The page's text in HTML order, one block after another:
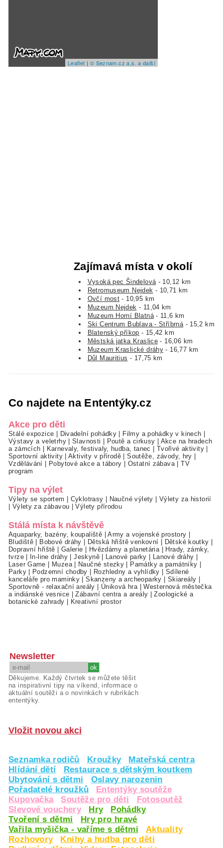
Leaflet | © Seznam.cz a.s. a další
Zajímavá místa v okolí
Vysoká pec Šindelová - 10,12 km
Retromuseum Nejdek - 10,71 km
Ovčí most - 10,95 km
Muzeum Nejdek - 11,04 km
Muzeum Horní Blatná- 11,6 km
Ski Centrum Bublava - Stříbrná - 15,2 km
Blatenský příkop - 15,42 km
Městská jatka Kraslice - 16,06 km
Muzeum Kraslické dráhy - 16,77 km
Důl Mauritius - 17,75 km
Co najdete na Ententýky.cz
Akce pro děti
Stálé expozice Divadelní pohádky Filmy a pohádky v kinech
Výstavy a veletrhy|Slavnosti Poutě a cirkusy
Akce na hradech
a zámcích
Karnevaly, festivaly, hudba, tanec Tvořivé aktivity
Sportovní aktivity|Aktivity v přírodě |Soutěže, závody, hry
Vzdělávání
Pobytové akce a tábory Ostatní zábava |TV
program
Tipy na výlet
Výlety se sportem Cyklotrasy Naučné výlety
Výlety za historií
Výlety za zábavou |Výlety přírodou
Stálá místa k návštěvě
Aquaparky, bazény, koupaliště |Army a vojenské prostory
Bludiště
Bobové dráhy Dětská hřiště venkovní Dětské koutky
Dopravní hřiště
Galerie Hvězdárny a planetária
Hrady, zámky,
tvrze| In-line dráhy |Jeskyně| Lanové parky Lanové dráhy
Laser Game
Muzea| Naučné stezky Památky a památníky
Parky| Podzemní chodby Rozhledny a vyhlídky
Sdílené
kanceláře pro maminky |Skanzeny a archeoparky Skiareály
Sportovně - relaxační areály
Úniková hra |Westernová městečka
a indiánské vesnice |Zábavní centra a areály |Zoologické a
botanické zahrady
Kreativní prostor
Newsletter
Děkujeme. Každý čtvrtek se můžete těšit
na inspirativní tipy na víkend, informace o
aktuální soutěži a o novinkách v rubrikách
ententýky.
Vložit novou akci
Seznamka rodičů Kroužky
Mateřská centra
Hlídání dětí
Restaurace s dětským koutkem
Ubytování s dětmi
Oslavy narozenin
Pořadatelé kroužků
Ententýky soutěže
Kupovačka
Soutěže pro děti
Fotosoutěž
Slevové vouchery
Hry
Pohádky
Tvoření s dětmi
Hry pro hravé
Vařila myšička - vaříme s dětmi
Aktuality
Rozhovory
Knihy a hudba pro děti